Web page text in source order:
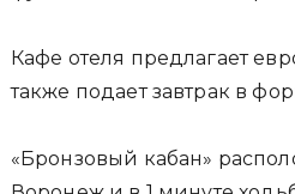
Кафе отеля предлагает
также подает завтрак в
«Бронзовый кабан»